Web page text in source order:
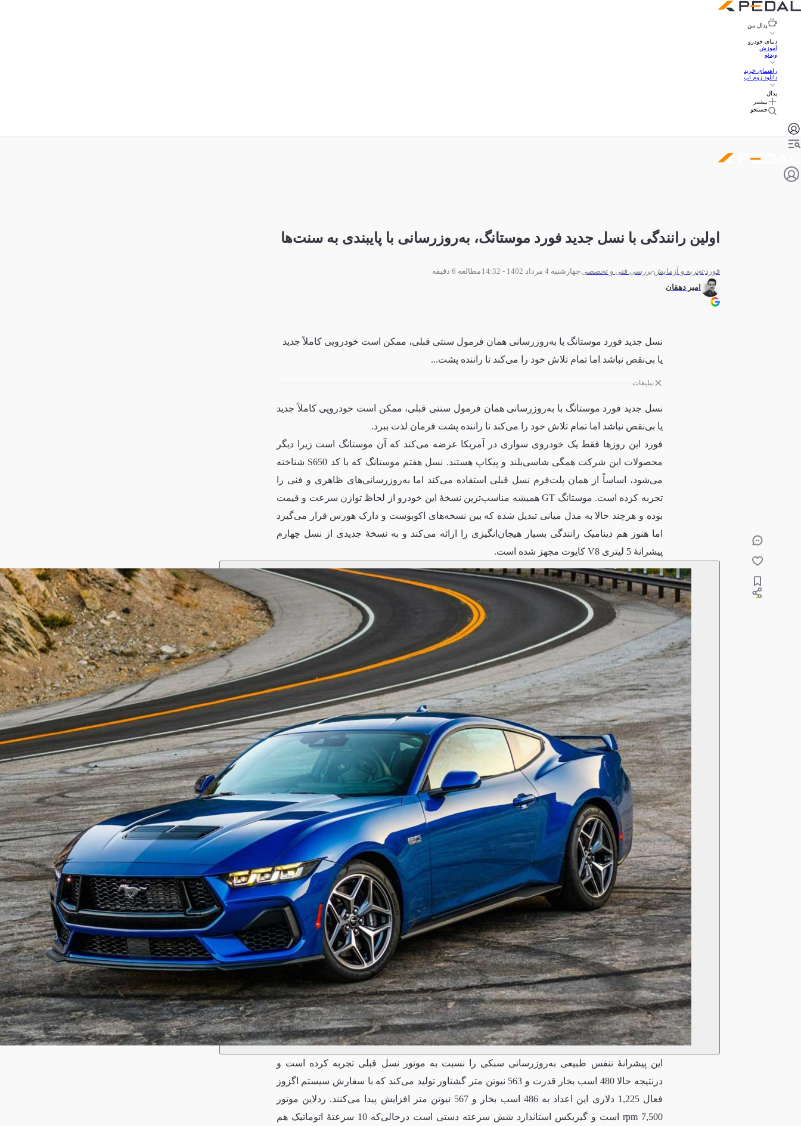
پدال من
دنیای خودرو
آموزش
ویدئو
راهنمای خرید
دانلود زوم اپ
پدال
بیشتر
جستجو
اولین رانندگی با نسل جدید فورد موستانگ، به‌روزرسانی با پایبندی به سنت‌ها
فورد تجربه و آزمایش بررسی فنی و تخصصی چهارشنبه 4 مرداد 1402 - 14:32
مطالعه 6 دقیقه
امیر دهقان
نسل جدید فورد موستانگ با به‌روزرسانی همان فرمول سنتی قبلی، ممکن است خودرویی کاملاً جدید
یا بی‌نقص نباشد اما تمام تلاش خود را می‌کند تا راننده پشت...
تبلیغات
نسل جدید فورد موستانگ با به‌روزرسانی همان فرمول سنتی قبلی، ممکن است خودرویی کاملاً جدید
یا بی‌نقص نباشد اما تمام تلاش خود را می‌کند تا راننده پشت فرمان لذت ببرد.
فورد این روزها فقط یک خودروی سواری در آمریکا عرضه می‌کند که آن موستانگ است زیرا دیگر
محصولات این شرکت همگی شاسی‌بلند و پیکاپ هستند. نسل هفتم موستانگ که با کد S650 شناخته
می‌شود، اساساً از همان پلت‌فرم نسل قبلی استفاده می‌کند اما به‌روزرسانی‌های ظاهری و فنی را
تجربه کرده است. موستانگ GT همیشه مناسب‌ترین نسخهٔ این خودرو از لحاظ توازن سرعت و قیمت
بوده و هرچند حالا به مدل میانی تبدیل شده که بین نسخه‌های اکوبوست و دارک هورس قرار می‌گیرد
اما هنوز هم دینامیک رانندگی بسیار هیجان‌انگیزی را ارائه می‌کند و به نسخهٔ جدیدی از نسل چهارم
پیشرانهٔ 5 لیتری V8 کایوت مجهز شده است.
این پیشرانهٔ تنفس طبیعی به‌روزرسانی سبکی را نسبت به موتور نسل قبلی تجربه کرده است و
درنتیجه حالا 480 اسب بخار قدرت و 563 نیوتن متر گشتاور تولید می‌کند که با سفارش سیستم اگزوز
فعال 1,225 دلاری این اعداد به 486 اسب بخار و 567 نیوتن متر افزایش پیدا می‌کنند. ردلاین موتور
7,500 rpm است و گیربکس استاندارد شش سرعته دستی است درحالی‌که 10 سرعتهٔ اتوماتیک هم